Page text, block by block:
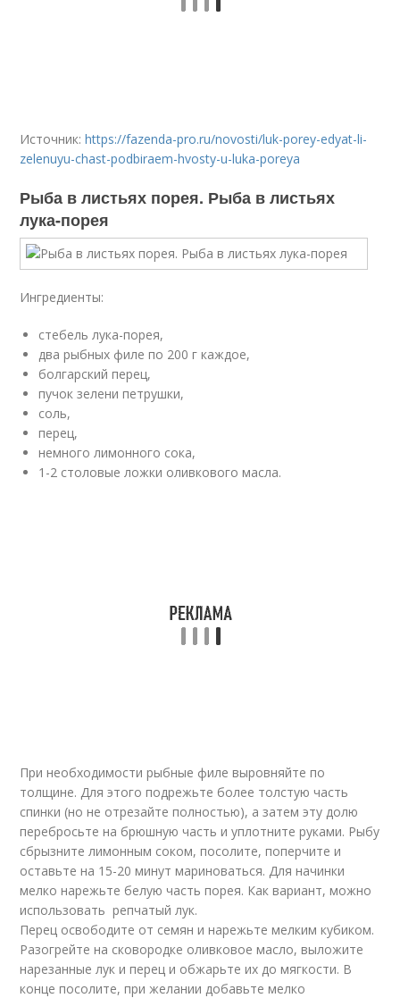
Источник:https://fazenda-pro.ru/novosti/luk-porey-edyat-li-
zelenuyu-chast-podbiraem-hvosty-u-luka-poreya
Рыба в листьях порея. Рыба в листьях
лука-порея
Ингредиенты:
стебель лука-порея,
два рыбных филе по 200 г каждое,
болгарский перец,
пучок зелени петрушки,
соль,
перец,
немного лимонного сока,
1-2 столовые ложки оливкового масла.
При необходимости рыбные филе выровняйте по
толщине. Для этого подрежьте более толстую часть
спинки (но не отрезайте полностью), а затем эту долю
перебросьте на брюшную часть и уплотните руками. Рыбу
сбрызните лимонным соком, посолите, поперчите и
оставьте на 15-20 минут мариноваться. Для начинки
мелко нарежьте белую часть порея. Как вариант, можно
использовать репчатый лук.
Перец освободите от семян и нарежьте мелким кубиком.
Разогрейте на сковородке оливковое масло, выложите
нарезанные лук и перец и обжарьте их до мягкости. В
конце посолите, при желании добавьте мелко